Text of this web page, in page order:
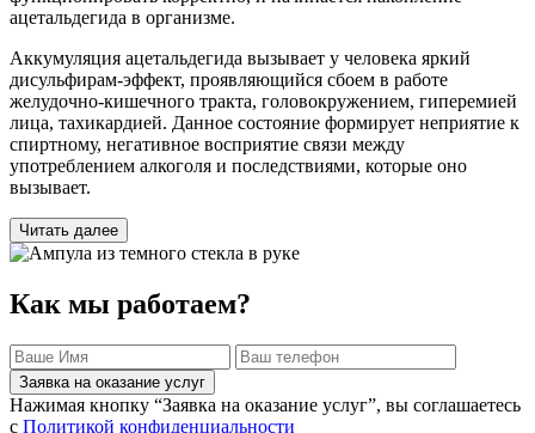
ацетальдегида в организме.
Аккумуляция ацетальдегида вызывает у человека яркий
дисульфирам-эффект, проявляющийся сбоем в работе
желудочно-кишечного тракта, головокружением, гиперемией
лица, тахикардией. Данное состояние формирует неприятие к
спиртному, негативное восприятие связи между
употреблением алкоголя и последствиями, которые оно
вызывает.
Читать далее
Как мы работаем?
Заявка на оказание услуг
Нажимая кнопку “Заявка на оказание услуг”, вы соглашаетесь
с Политикой конфиденциальности